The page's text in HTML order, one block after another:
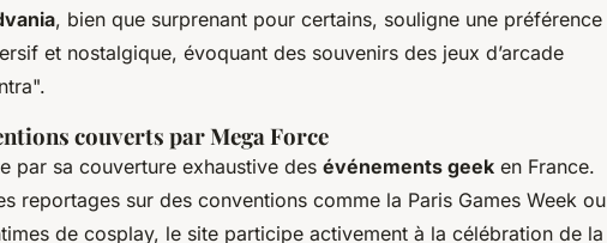
, bien que surprenant pour certains, souligne une préférence
et nostalgique, évoquant des souvenirs des jeux d’arcade
couverts par Mega Force
par sa couverture exhaustive des événements geek en France.
reportages sur des conventions comme la Paris Games Week ou
de cosplay, le site participe activement à la célébration de la